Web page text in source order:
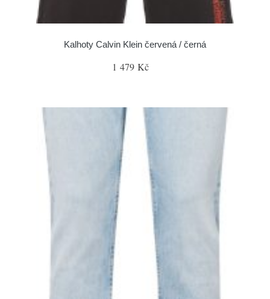
Kalhoty Calvin Klein červená / černá
1 479 Kč